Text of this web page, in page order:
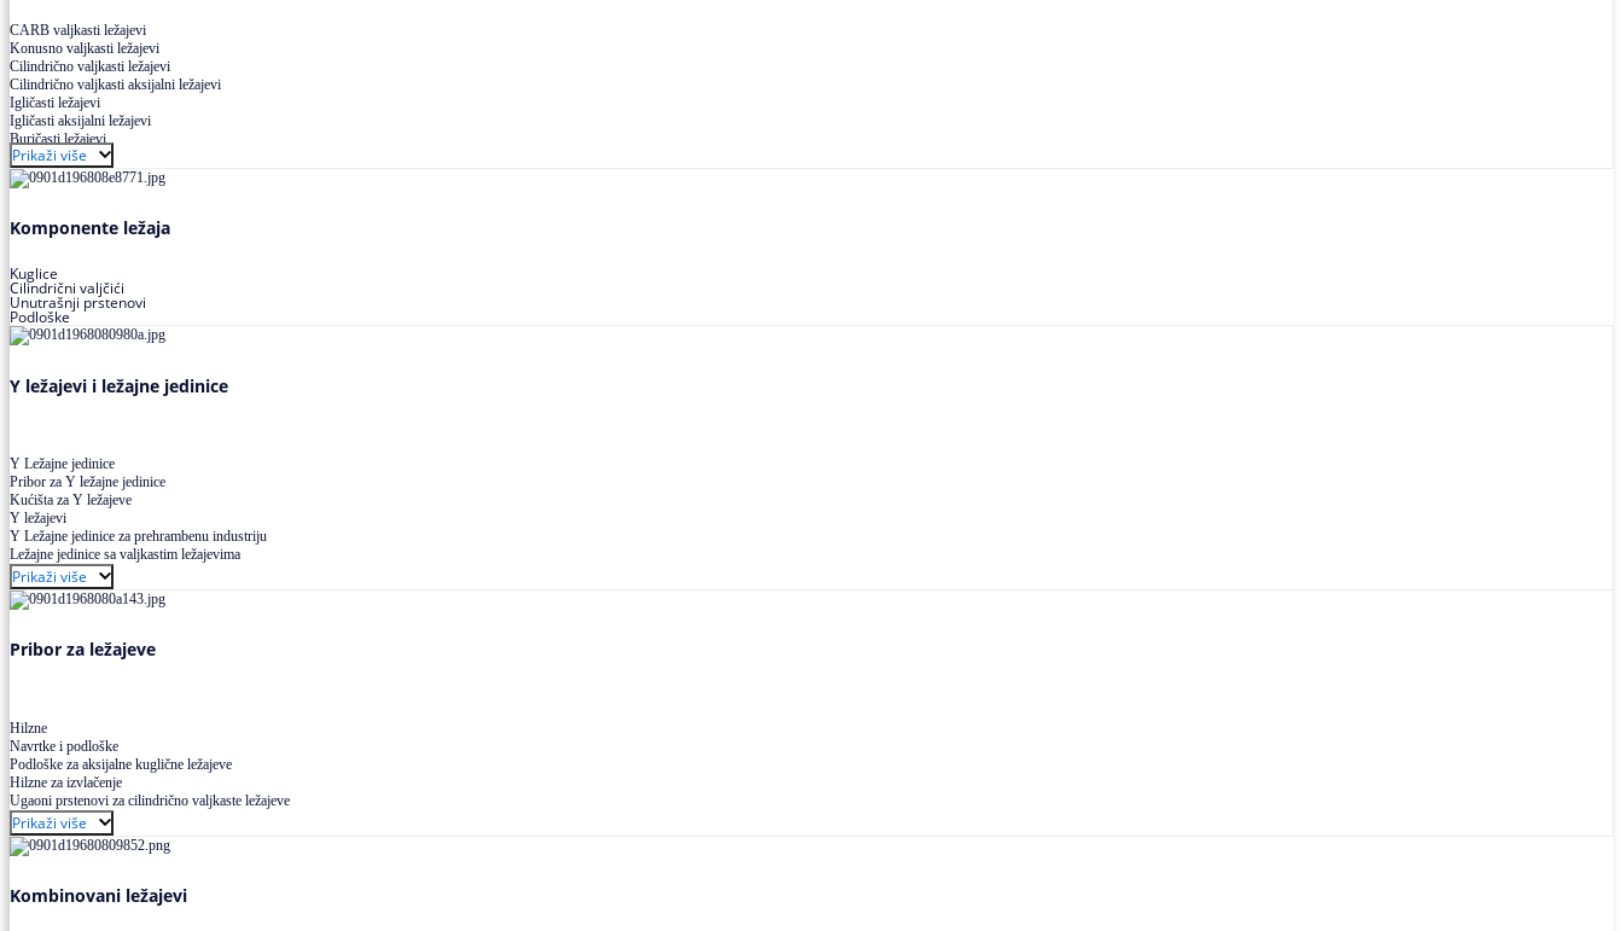
CARB valjkasti ležajevi
Konusno valjkasti ležajevi
Cilindrično valjkasti ležajevi
Cilindrično valjkasti aksijalni ležajevi
Igličasti ležajevi
Igličasti aksijalni ležajevi
Buričasti ležajevi
Buričasti zaptiveni ležajevi
Buričasti aksijalni ležajevi
Prikaži više
Komponente ležaja
Kuglice
Cilindrični valjčići
Unutrašnji prstenovi
Podloške
Y ležajevi i ležajne jedinice
Y Ležajne jedinice
Pribor za Y ležajne jedinice
Kućišta za Y ležajeve
Y ležajevi
Y Ležajne jedinice za prehrambenu industriju
Ležajne jedinice sa valjkastim ležajevima
Prikaži više
Pribor za ležajeve
Hilzne
Navrtke i podloške
Podloške za aksijalne kuglične ležajeve
Hilzne za izvlačenje
Ugaoni prstenovi za cilindrično valjkaste ležajeve
Prikaži više
Kombinovani ležajevi